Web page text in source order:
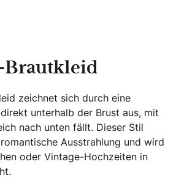
Brautkleid
zeichnet sich durch eine
unterhalb der Brust aus, mit
nach unten fällt. Dieser Stil
Ausstrahlung und wird
oder Vintage-Hochzeiten in